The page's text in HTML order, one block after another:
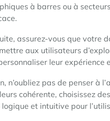
à barres ou à
assurez-vous que votre
aux utilisateurs
leur expérience
n’oubliez pas de penser à
cohérente, choisissez
logique et intuitive pour